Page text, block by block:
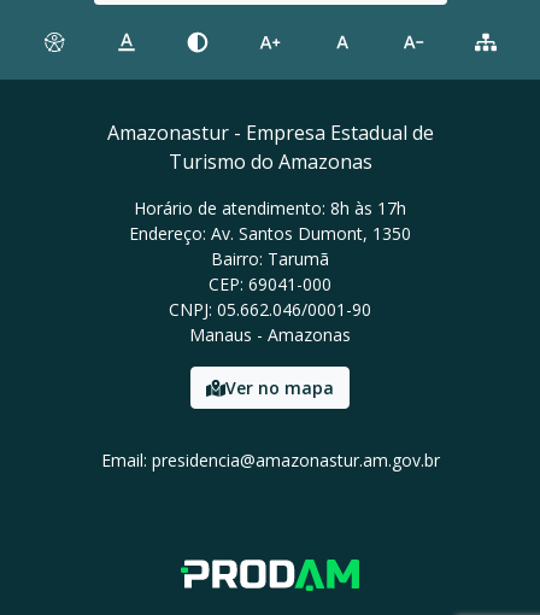
Amazonastur - Empresa Estadual de
Turismo do Amazonas
Horário de atendimento: 8h às 17h
Endereço: Av. Santos Dumont, 1350
Bairro: Tarumã
CEP: 69041-000
CNPJ: 05.662.046/0001-90
Manaus - Amazonas
Ver no mapa
Email: presidencia@amazonastur.am.gov.br